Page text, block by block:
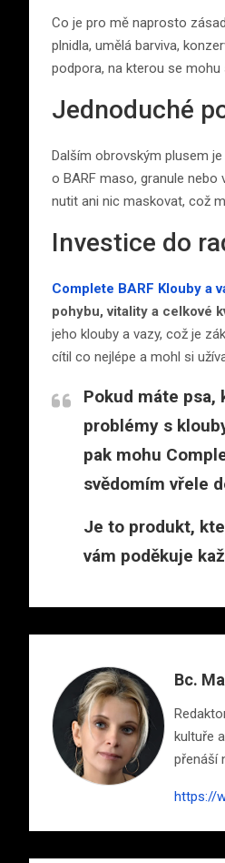
Co je pro mě naprosto
plnidla, umělá barviva,
podpora, na kterou se mohu
Jednoduché
Dalším obrovským plusem je
o BARF maso, granule
nutit ani nic maskovat, což
Investice do
Complete BARF Klouby a
pohybu, vitality a celkové
jeho klouby a vazy, což je
cítil co nejlépe a mohl si
Pokud máte psa,
problémy s
pak mohu
svědomím vřele
Je to produkt,
vám poděkuje
Bc.
kultuře
přenáší
https://